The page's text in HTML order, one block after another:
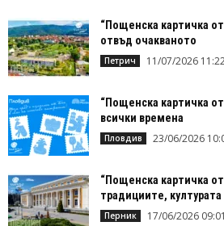
“Пощенска картичка
отвъд очакваното
Петрич 11/07/2026
“Пощенска картичка
всички времена
Пловдив 23/06/2026
“Пощенска картичка
традициите,
Перник 17/06/2026 09:01